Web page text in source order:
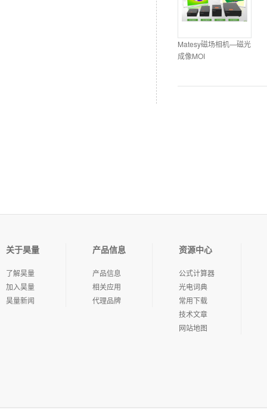
Matesy磁场相机—磁光
成像MOI
关于昊量
了解昊量
加入昊量
昊量新闻
产品信息
产品信息
相关应用
代理品牌
资源中心
公式计算器
光电词典
常用下载
技术文章
网站地图